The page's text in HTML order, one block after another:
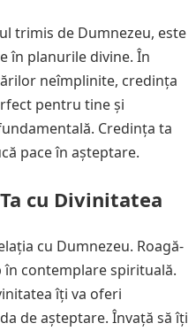
trimis de Dumnezeu, este
în planurile divine. În
neîmplinite, credința
pentru tine și
Credința ta
pace în așteptare.
cu Divinitatea
cu Dumnezeu. Roagă-
contemplare spirituală.
îți va oferi
de așteptare. Învață să îți